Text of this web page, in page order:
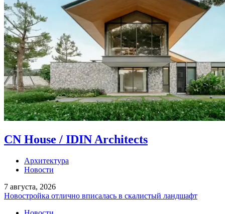
CN House / IDIN Architects
Архитектура
Новости
7 августа, 2026
Новостройка отлично вписалась в скалистый ландшафт